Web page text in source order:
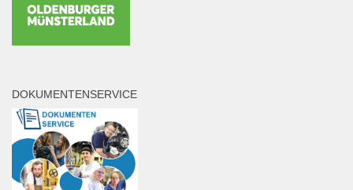
DOKUMENTENSERVICE